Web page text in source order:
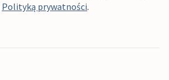
Polityką prywatności.